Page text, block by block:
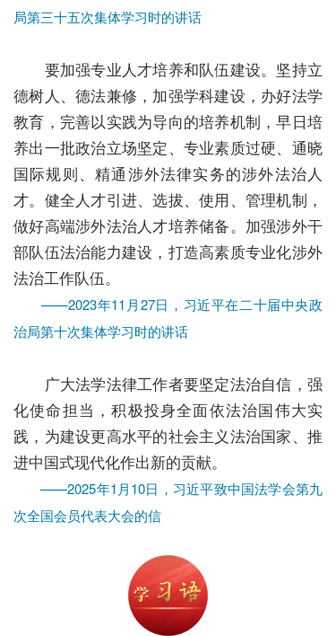
局第三十五次集体学习时的讲话
要加强专业人才培养和队伍建设。坚持立
德树人、德法兼修，加强学科建设，办好法学
教育，完善以实践为导向的培养机制，早日培
养出一批政治立场坚定、专业素质过硬、通晓
国际规则、精通涉外法律实务的涉外法治人
才。健全人才引进、选拔、使用、管理机制，
做好高端涉外法治人才培养储备。加强涉外干
部队伍法治能力建设，打造高素质专业化涉外
法治工作队伍。
——2023年11月27日，习近平在二十届中央政
治局第十次集体学习时的讲话
广大法学法律工作者要坚定法治自信，强
化使命担当，积极投身全面依法治国伟大实
践，为建设更高水平的社会主义法治国家、推
进中国式现代化作出新的贡献。
——2025年1月10日，习近平致中国法学会第九
次全国会员代表大会的信